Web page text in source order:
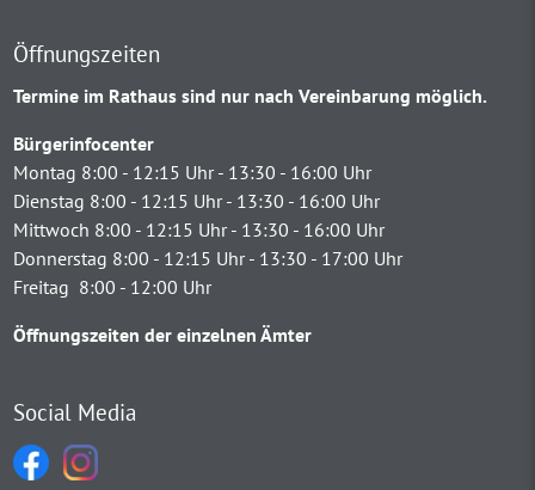
Öffnungszeiten
Termine im Rathaus sind nur nach Vereinbarung möglich.
Bürgerinfocenter
Montag 8:00 - 12:15 Uhr - 13:30 - 16:00 Uhr
Dienstag 8:00 - 12:15 Uhr - 13:30 - 16:00 Uhr
Mittwoch 8:00 - 12:15 Uhr - 13:30 - 16:00 Uhr
Donnerstag 8:00 - 12:15 Uhr - 13:30 - 17:00 Uhr
Freitag 8:00 - 12:00 Uhr
Öffnungszeiten der einzelnen Ämter
Social Media